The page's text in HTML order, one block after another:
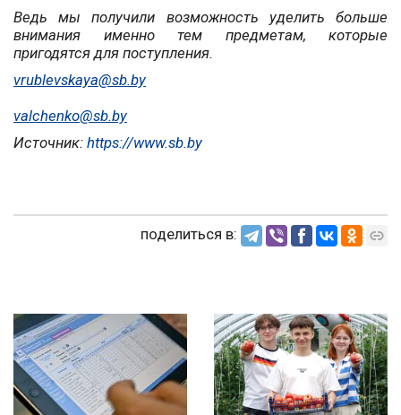
Ведь мы получили возможность уделить больше
внимания именно тем предметам, которые
пригодятся для поступления.
vrublevskaya@sb.by
valchenko@sb.by
Источник: https://www.sb.by
поделиться в: